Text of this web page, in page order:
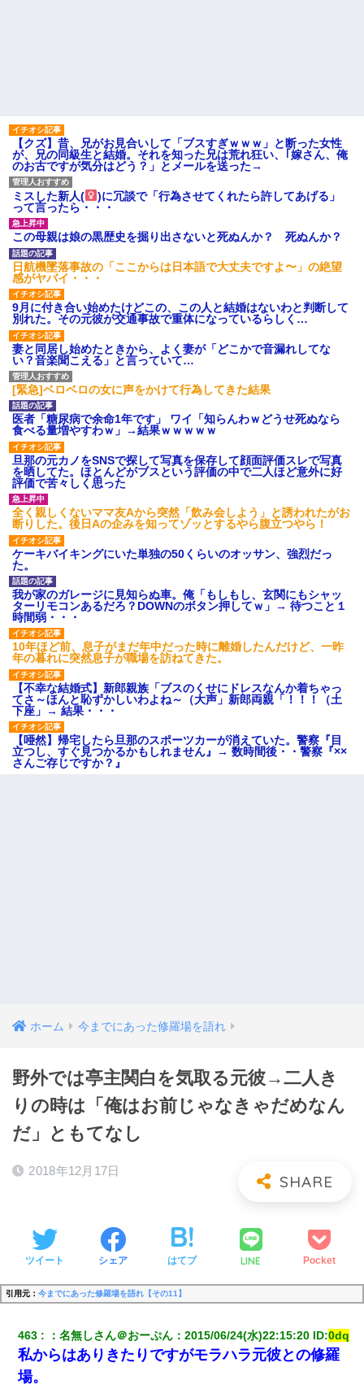
【クズ】昔、兄がお見合いして「ブスすぎｗｗｗ」と断った女性
が、兄の同級生と結婚。それを知った兄は荒れ狂い、｢嫁さん、俺
のお古ですが気分はどう？」とメールを送った→
ミスした新人(
)に冗談で「行為させてくれたら許してあげる」
って言ったら・・・
この母親は娘の黒歴史を掘り出さないと死ぬんか？ 死ぬんか？
日航機墜落事故の「ここからは日本語で大丈夫ですよ〜」の絶望
感がヤバイ・・・
9月に付き合い始めたけどこの、この人と結婚はないわと判断して
別れた。その元彼が交通事故で重体になっているらしく…
妻と同居し始めたときから、よく妻が「どこかで音漏れしてな
い？音楽聞こえる」と言っていて…
[緊急]ベロベロの女に声をかけて行為してきた結果
医者「糖尿病で余命1年です」 ワイ「知らんわｗどうせ死ぬなら
食べる量増やすわｗ」→結果ｗｗｗｗｗ
旦那の元カノをSNSで探して写真を保存して顔面評価スレで写真
を晒してた。ほとんどがブスという評価の中で二人ほど意外に好
評価で苦々しく思った
全く親しくないママ友Aから突然「飲み会しよう」と誘われたがお
断りした。後日Aの企みを知ってゾッとするやら腹立つやら！
ケーキバイキングにいた単独の50くらいのオッサン、強烈だっ
た。
我が家のガレージに見知らぬ車。俺「もしもし、玄関にもシャッ
ターリモコンあるだろ？DOWNのボタン押してｗ」→ 待つこと１
時間弱・・・
10年ほど前、息子がまだ年中だった時に離婚したんだけど、一昨
年の暮れに突然息子が職場を訪ねてきた。
【不幸な結婚式】新郎親族「ブスのくせにドレスなんか着ちゃっ
てさ～ほんと恥ずかしいわよね～（大声」新郎両親「！！！（土
下座」→ 結果・・・
【唖然】帰宅したら旦那のスポーツカーが消えていた。警察『目
立つし、すぐ見つかるかもしれません』→ 数時間後・・警察『××
さんご存じですか？』
ホーム 今までにあった修羅場を語れ
野外では亭主関白を気取る元彼→二人き
りの時は「俺はお前じゃなきゃだめなん
だ」ともてなし
2018年12月17日
ツイート シェア はてブ LINE Pocket
引用元： 今までにあった修羅場を語れ【その11】
463 ：名無しさん＠おーぷん ：2015/06/24(水)22:15:20 ID:0dq
私からはありきたりですがモラハラ元彼との修羅
場。